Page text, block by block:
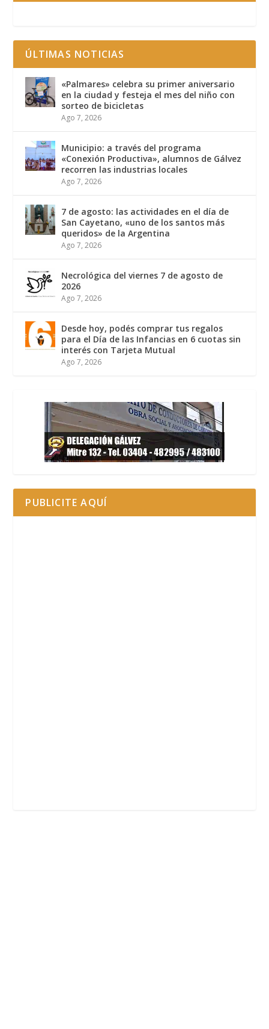
ÚLTIMAS NOTICIAS
«Palmares» celebra su primer aniversario
en la ciudad y festeja el mes del niño con
sorteo de bicicletas
Ago 7, 2026
Municipio: a través del programa
«Conexión Productiva», alumnos de Gálvez
recorren las industrias locales
Ago 7, 2026
7 de agosto: las actividades en el día de
San Cayetano, «uno de los santos más
queridos» de la Argentina
Ago 7, 2026
Necrológica del viernes 7 de agosto de
2026
Ago 7, 2026
Desde hoy, podés comprar tus regalos
para el Día de las Infancias en 6 cuotas sin
interés con Tarjeta Mutual
Ago 7, 2026
PUBLICITE AQUÍ